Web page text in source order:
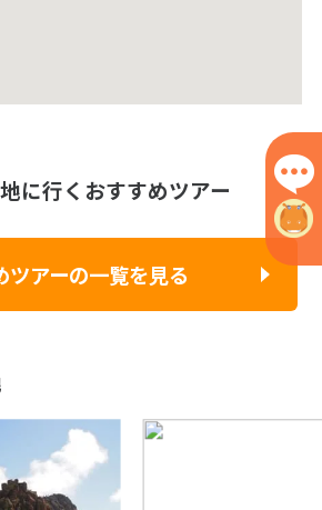
に行くおすすめツアー
ツアーの一覧を見る